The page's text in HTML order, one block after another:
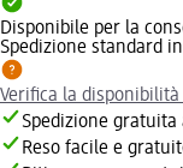
Disponibile per la
Spedizione standard
Verifica la
Spedizione
Reso facile e